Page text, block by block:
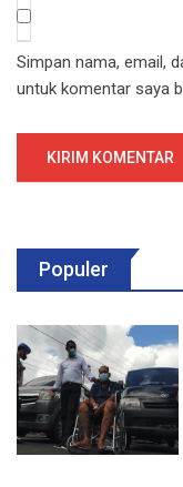
Simpan nama, email,
untuk komentar saya
Populer